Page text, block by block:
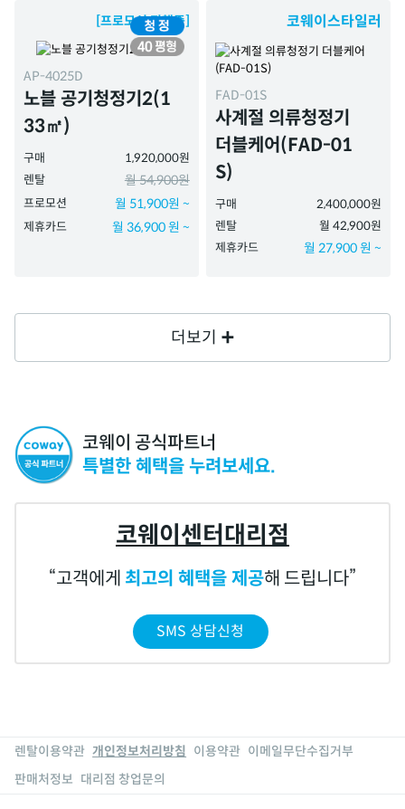
[프로모션 진행중]
AP-4025D
노블 공기청정기2(1
33㎡)
구매
1,920,000원
렌탈
월 54,900원
프로모션 월 51,900원 ~
제휴카드 월 36,900 원 ~
코웨이스타일러
FAD-01S
사계절 의류청정기
더블케어(FAD-01
S)
구매
2,400,000원
렌탈
월 42,900원
제휴카드
월 27,900 원 ~
더보기
코웨이 공식파트너
특별한 혜택을 누려보세요.
코웨이센터대리점
고객에게 최고의 혜택을 제공해 드립니다
SMS 상담신청
렌탈이용약관 개인정보처리방침 이용약관 이메일무단수집거부
판매처정보 대리점 창업문의